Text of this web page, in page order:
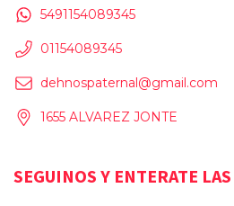
5491154089345
01154089345
dehnospaternal@gmail.com
1655 ALVAREZ JONTE
SEGUINOS Y ENTERATE